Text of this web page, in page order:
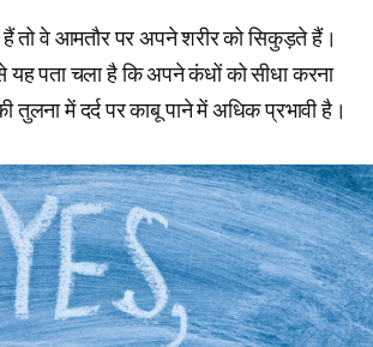
हैं तो वे आमतौर पर अपने शरीर को सिकुड़ते हैं।
पता चला है कि अपने कंधों को सीधा करना
तुलना में दर्द पर काबू पाने में अधिक प्रभावी है।